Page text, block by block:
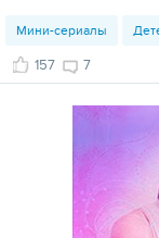
Мини-сериалы
157 7